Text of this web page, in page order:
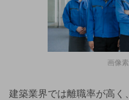
画像
建築業界では離職率が高く